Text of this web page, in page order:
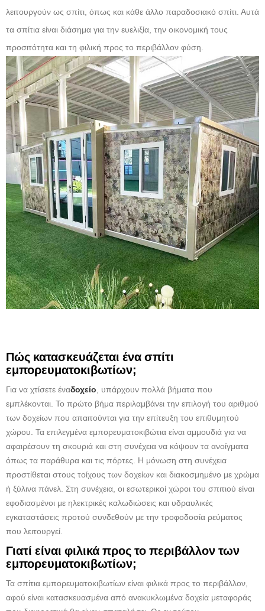
λειτουργούν ως σπίτι, όπως και κάθε άλλο παραδοσιακό σπίτι. Αυτά
τα σπίτια είναι διάσημα για την ευελιξία, την οικονομική τους
προσιτότητα και τη φιλική προς το περιβάλλον φύση.
Πώς κατασκευάζεται ένα σπίτι
εμπορευματοκιβωτίων;
Για να χτίσετε έναδοχείο, υπάρχουν πολλά βήματα που
εμπλέκονται. Το πρώτο βήμα περιλαμβάνει την επιλογή του αριθμού
των δοχείων που απαιτούνται για την επίτευξη του επιθυμητού
χώρου. Τα επιλεγμένα εμπορευματοκιβώτια είναι αμμουδιά για να
αφαιρέσουν τη σκουριά και στη συνέχεια να κόψουν τα ανοίγματα
όπως τα παράθυρα και τις πόρτες. Η μόνωση στη συνέχεια
προστίθεται στους τοίχους των δοχείων και διακοσμημένο με χρώμα
ή ξύλινα πάνελ. Στη συνέχεια, οι εσωτερικοί χώροι του σπιτιού είναι
εφοδιασμένοι με ηλεκτρικές καλωδιώσεις και υδραυλικές
εγκαταστάσεις προτού συνδεθούν με την τροφοδοσία ρεύματος
που λειτουργεί.
Γιατί είναι φιλικά προς το περιβάλλον των
εμπορευματοκιβωτίων;
Τα σπίτια εμπορευματοκιβωτίων είναι φιλικά προς το περιβάλλον,
αφού είναι κατασκευασμένα από ανακυκλωμένα δοχεία μεταφοράς